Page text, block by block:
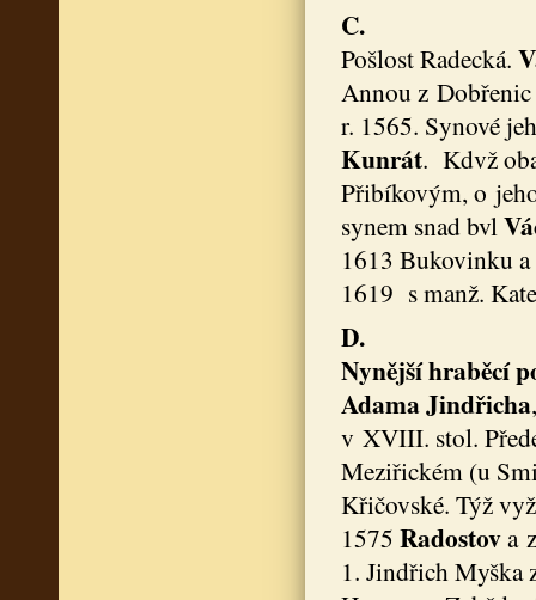
C.
Pošlost Radecká.
Annou z Dobřenic
r. 1565. Synové
Kunrát. Kdvž
Přibíkovým, o
synem snad bvl
1613 Bukovinku
1619 s manž.
D.
Nynější hraběcí
Adama Jindřicha
v XVIII. stol.
Meziřickém (u
Křičovské. Týž
1575 Radostova
1. Jindřich Myška